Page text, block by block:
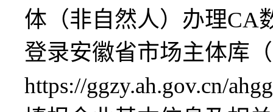
体（非自然人）办理CA
登录安徽省市场主体库
https://ggzy.ah.gov.cn/